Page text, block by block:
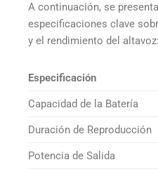
A continuación, se
especificaciones clave
y el rendimiento del altavoz:
Especificación
Capacidad de la Batería
Duración de Reproducción
Potencia de Salida